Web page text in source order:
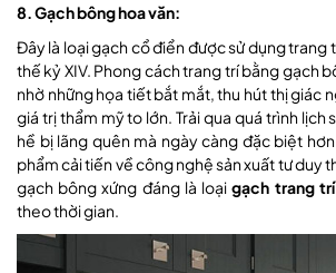
8. Gạch bông hoa văn:
Đây là loại gạch cổ điển được sử dụng trang
thế kỷ XIV. Phong cách trang trí bằng gạch
nhờ những họa tiết bắt mắt, thu hút thị giác
giá trị thẩm mỹ to lớn. Trải qua quá trình lịch
hề bị lãng quên mà ngày càng đặc biệt
phẩm cải tiến về công nghệ sản xuất tư duy
gạch bông xứng đáng là loạigạch trang trí
theo thời gian.